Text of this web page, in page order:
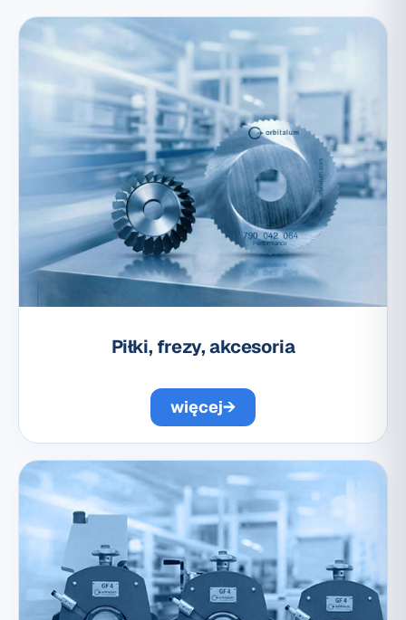
Piłki, frezy, akcesoria
więcej→